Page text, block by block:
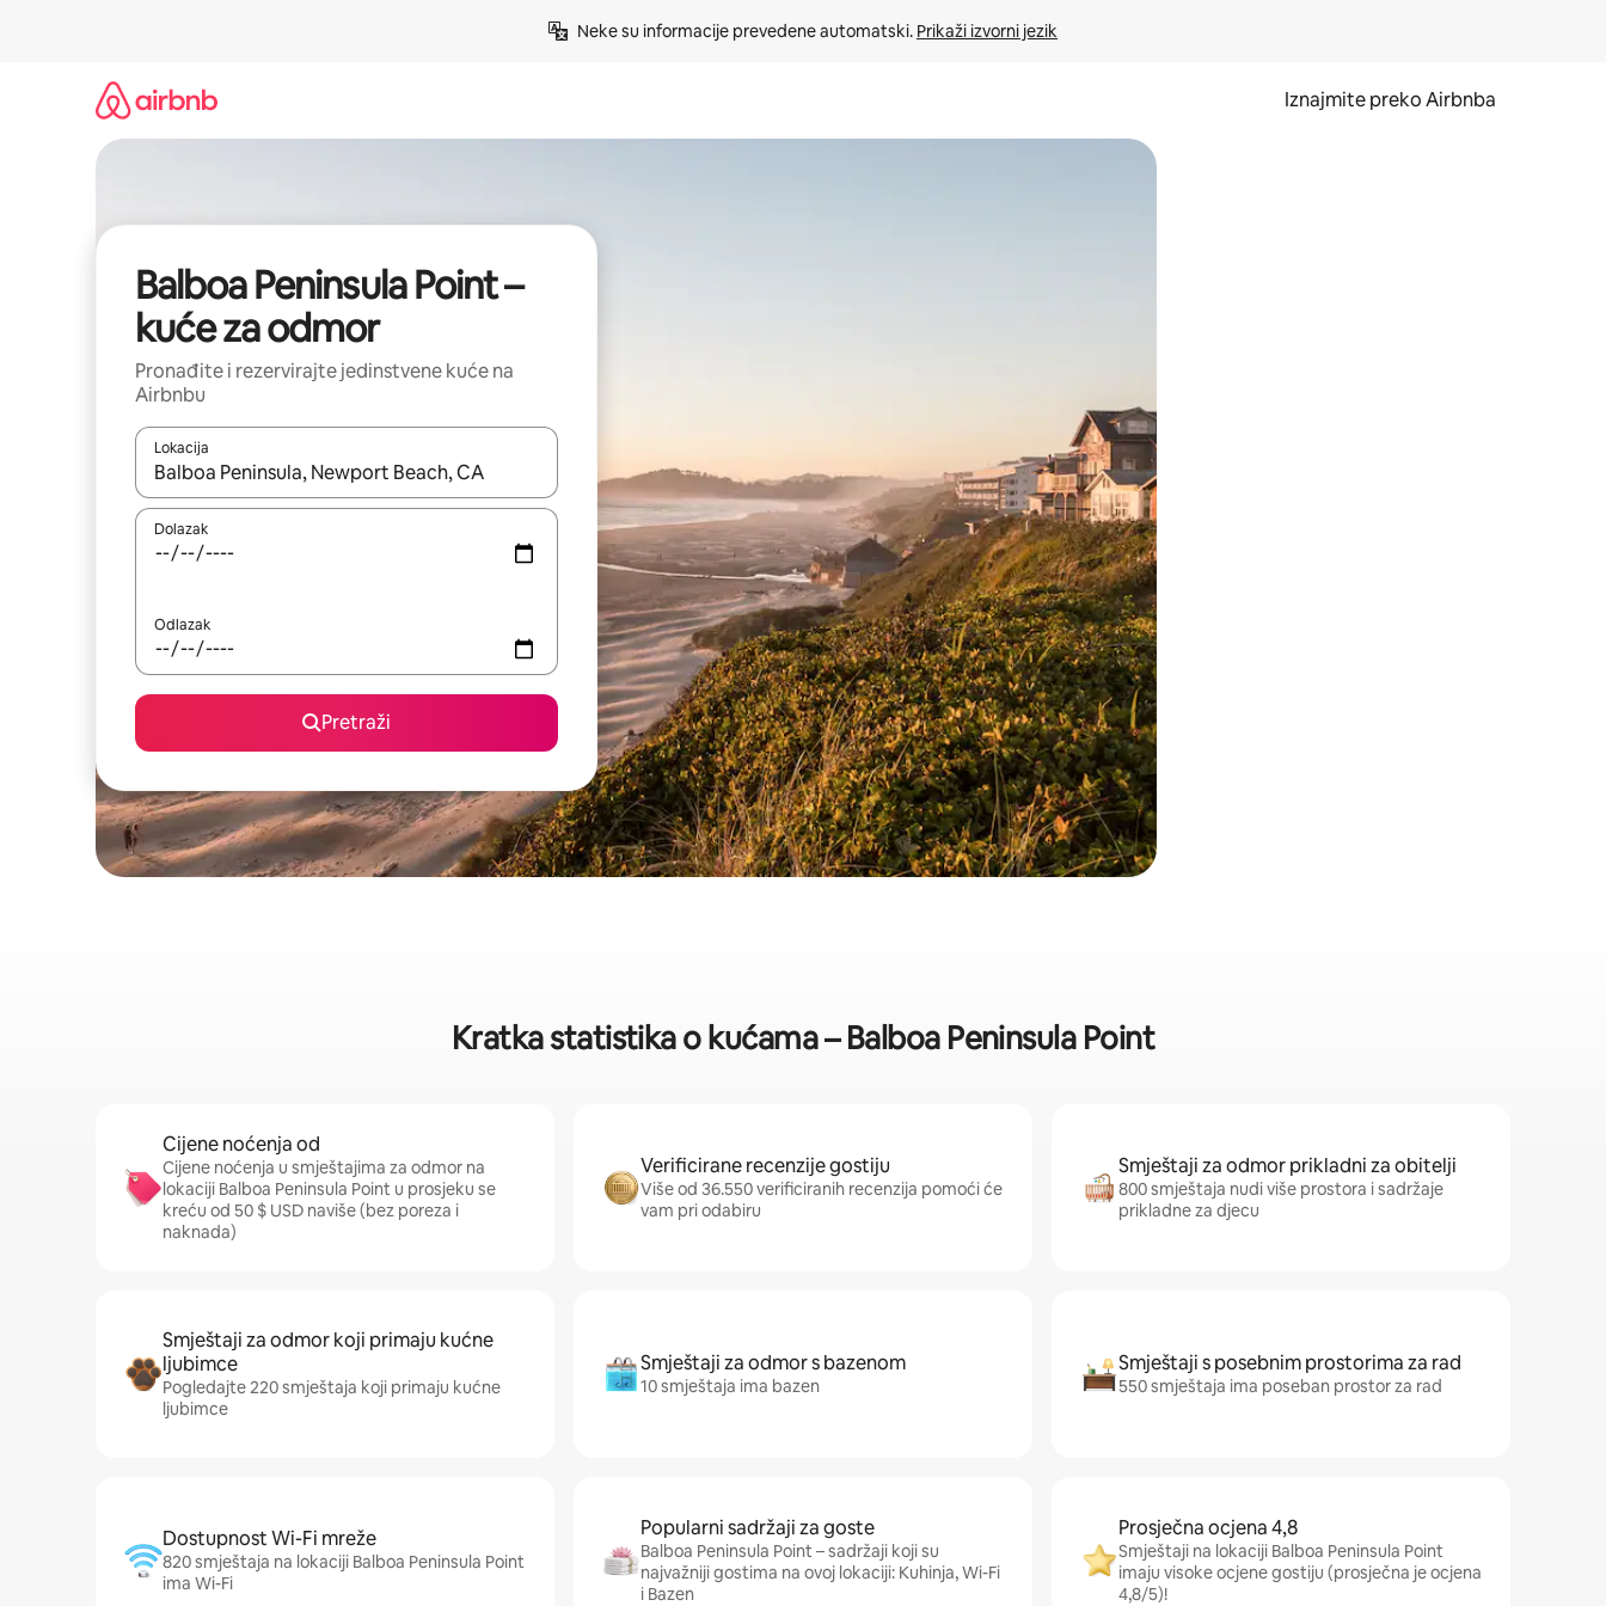
Neke su informacije prevedene automatski. Prikaži izvorni jezik
Iznajmite preko Airbnba
Balboa Peninsula Point –
kuće za odmor
Pronađite i rezervirajte jedinstvene kuće na
Airbnbu
Lokacija
Kada budu dostupni rezultati, moći ćete ih pregledati koristeći se strelicama prema gore i prema dolje, kao i dodirom ili prelaskom prstom po zaslonu.
Dolazak
Odlazak
Pretraži
Kratka statistika o kućama – Balboa Peninsula Point
Cijene noćenja od
Cijene noćenja u smještajima za odmor na
lokaciji Balboa Peninsula Point u prosjeku se
kreću od 50 $ USD naviše (bez poreza i
naknada)
Verificirane recenzije gostiju
Više od 36.550 verificiranih recenzija pomoći će
vam pri odabiru
Smještaji za odmor prikladni za obitelji
800 smještaja nudi više prostora i sadržaje
prikladne za djecu
Smještaji za odmor koji primaju kućne
ljubimce
Pogledajte 220 smještaja koji primaju kućne
ljubimce
Smještaji za odmor s bazenom
10 smještaja ima bazen
Smještaji s posebnim prostorima za rad
550 smještaja ima poseban prostor za rad
Dostupnost Wi-Fi mreže
820 smještaja na lokaciji Balboa Peninsula Point
ima Wi-Fi
Popularni sadržaji za goste
Balboa Peninsula Point – sadržaji koji su
najvažniji gostima na ovoj lokaciji: Kuhinja, Wi-Fi
i Bazen
Prosječna ocjena 4,8
Smještaji na lokaciji Balboa Peninsula Point
imaju visoke ocjene gostiju (prosječna je ocjena
4,8/5)!